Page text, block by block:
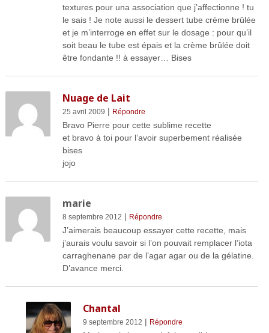
textures pour una association que j’affectionne ! tu
le sais ! Je note aussi le dessert tube crème brûlée
et je m’interroge en effet sur le dosage : pour qu’il
soit beau le tube est épais et la crème brûlée doit
être fondante !! à essayer… Bises
Nuage de Lait
25 avril 2009 | Répondre
Bravo Pierre pour cette sublime recette
et bravo à toi pour l’avoir superbement réalisée
bises
jojo
marie
8 septembre 2012 | Répondre
J’aimerais beaucoup essayer cette recette, mais
j’aurais voulu savoir si l’on pouvait remplacer l’iota
carraghenane par de l’agar agar ou de la gélatine.
D’avance merci.
Chantal
9 septembre 2012 | Répondre